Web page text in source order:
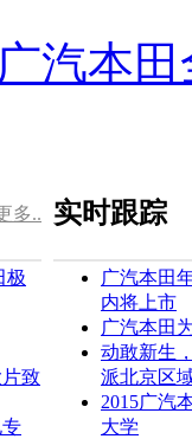
汽本田
多..
极
致
实时跟踪
广汽本田
内将上市
广汽本田
动敢新生
派北京区
2015广汽
大学